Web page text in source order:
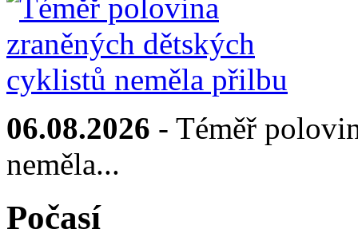
06.08.2026 - Téměř
neměla...
Počasí